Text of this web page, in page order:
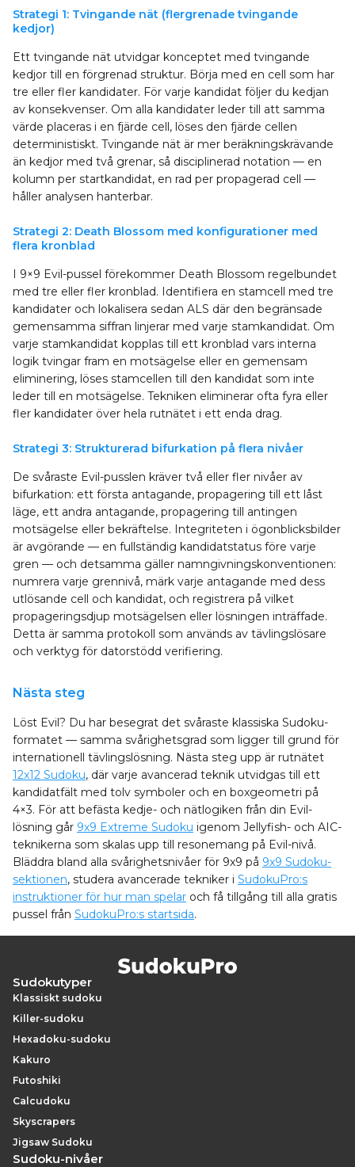
Strategi 1: Tvingande nät (flergrenade tvingande
kedjor)
Ett tvingande nät utvidgar konceptet med tvingande
kedjor till en förgrenad struktur. Börja med en cell som har
tre eller fler kandidater. För varje kandidat följer du kedjan
av konsekvenser. Om alla kandidater leder till att samma
värde placeras i en fjärde cell, löses den fjärde cellen
deterministiskt. Tvingande nät är mer beräkningskrävande
än kedjor med två grenar, så disciplinerad notation — en
kolumn per startkandidat, en rad per propagerad cell —
håller analysen hanterbar.
Strategi 2: Death Blossom med konfigurationer med
flera kronblad
I 9×9 Evil-pussel förekommer Death Blossom regelbundet
med tre eller fler kronblad. Identifiera en stamcell med tre
kandidater och lokalisera sedan ALS där den begränsade
gemensamma siffran linjerar med varje stamkandidat. Om
varje stamkandidat kopplas till ett kronblad vars interna
logik tvingar fram en motsägelse eller en gemensam
eliminering, löses stamcellen till den kandidat som inte
leder till en motsägelse. Tekniken eliminerar ofta fyra eller
fler kandidater över hela rutnätet i ett enda drag.
Strategi 3: Strukturerad bifurkation på flera nivåer
De svåraste Evil-pusslen kräver två eller fler nivåer av
bifurkation: ett första antagande, propagering till ett låst
läge, ett andra antagande, propagering till antingen
motsägelse eller bekräftelse. Integriteten i ögonblicksbilder
är avgörande — en fullständig kandidatstatus före varje
gren — och detsamma gäller namngivningskonventionen:
numrera varje grennivå, märk varje antagande med dess
utlösande cell och kandidat, och registrera på vilket
propageringsdjup motsägelsen eller lösningen inträffade.
Detta är samma protokoll som används av tävlingslösare
och verktyg för datorstödd verifiering.
Nästa steg
Löst Evil? Du har besegrat det svåraste klassiska Sudoku-
formatet — samma svårighetsgrad som ligger till grund för
internationell tävlingslösning. Nästa steg upp är rutnätet
12x12 Sudoku, där varje avancerad teknik utvidgas till ett
kandidatfält med tolv symboler och en boxgeometri på
4×3. För att befästa kedje- och nätlogiken från din Evil-
lösning går 9x9 Extreme Sudoku igenom Jellyfish- och AIC-
teknikerna som skalas upp till resonemang på Evil-nivå.
Bläddra bland alla svårighetsnivåer för 9x9 på 9x9 Sudoku-
sektionen, studera avancerade tekniker i SudokuPro:s
instruktioner för hur man spelar och få tillgång till alla gratis
pussel från SudokuPro:s startsida.
Sudokutyper
Klassiskt sudoku
Killer-sudoku
Hexadoku-sudoku
Kakuro
Futoshiki
Calcudoku
Skyscrapers
Jigsaw Sudoku
Sudoku-nivåer